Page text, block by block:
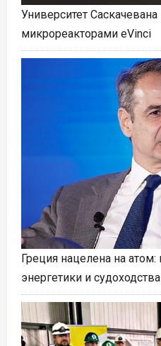
Университет
микрореакторами eVinci
Греция нацелена на
энергетики и судоходства